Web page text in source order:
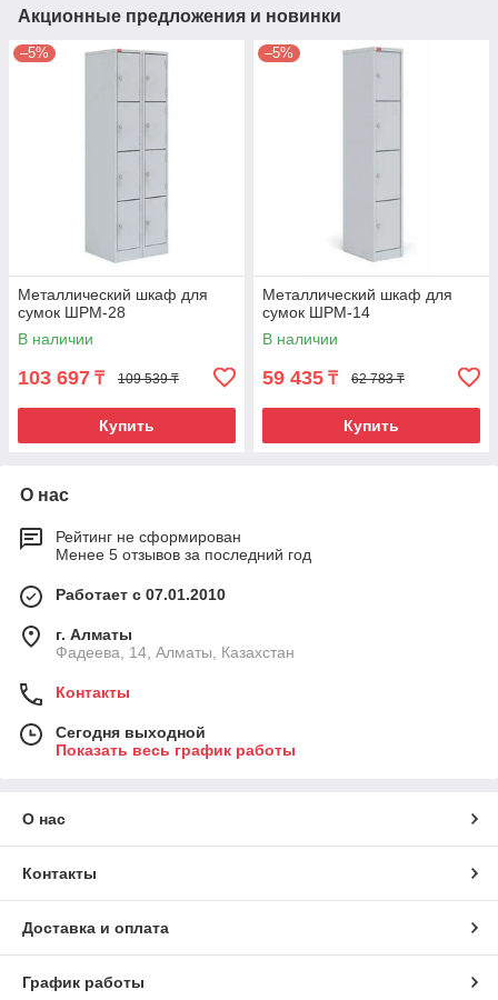
Акционные предложения и новинки
–5%
Металлический шкаф для
сумок ШРМ-28
В наличии
103 697 ₸ 109 539 ₸
Купить
–5%
Металлический шкаф для
сумок ШРМ-14
В наличии
59 435 ₸ 62 783 ₸
Купить
О нас
Рейтинг не сформирован
Менее 5 отзывов за последний год
Работает с 07.01.2010
г. Алматы
Фадеева, 14, Алматы, Казахстан
Контакты
Сегодня выходной
Показать весь график работы
О нас
Контакты
Доставка и оплата
График работы